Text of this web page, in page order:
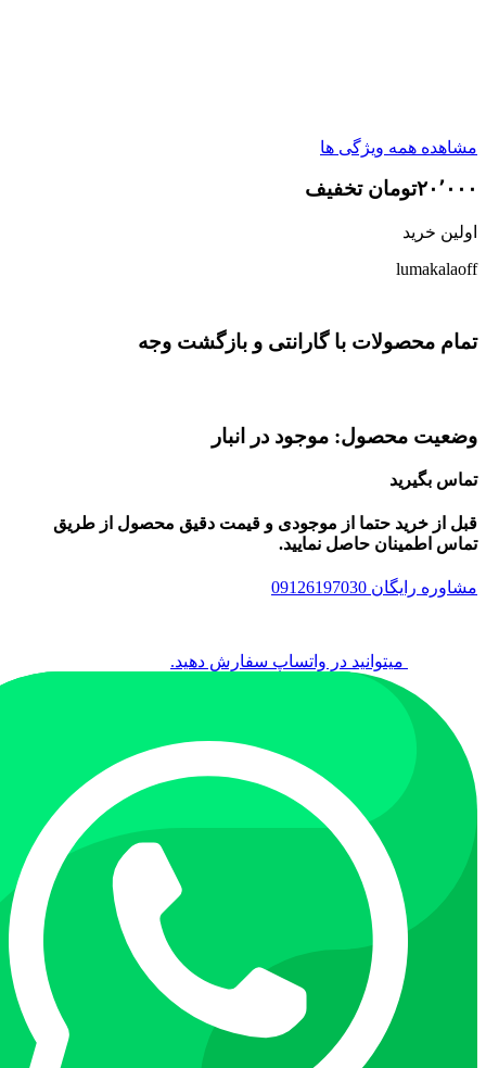
مشاهده همه ویژگی ها
۲۰٬۰۰۰تومان تخفیف
اولین خرید
lumakalaoff
تمام محصولات با گارانتی و بازگشت وجه
وضعیت محصول: موجود در انبار
تماس بگیرید
قبل از خرید حتما از موجودی و قیمت دقیق محصول از طریق
تماس اطمینان حاصل نمایید.
مشاوره رایگان 09126197030
میتوانید در واتساپ سفارش دهید.